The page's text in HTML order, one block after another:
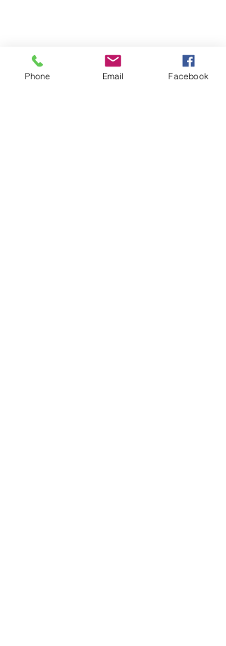
Phone Email Facebook